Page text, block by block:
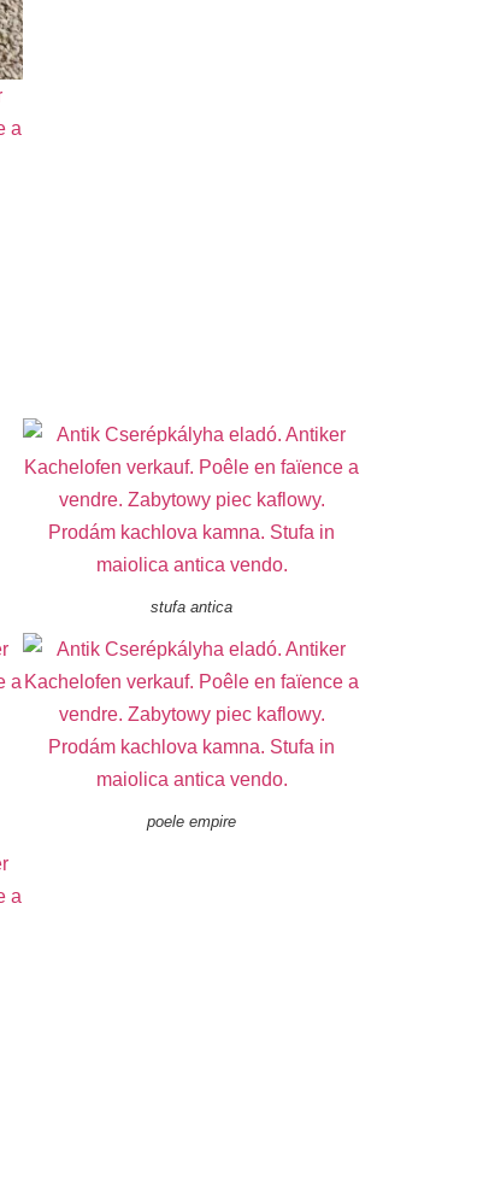
stufa antica
poele empire